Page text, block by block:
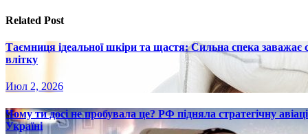
Related Post
Таємниця ідеальної шкіри та щастя: Сильна спека
влітку
Июл 2, 2026
Чому ти досі не пробувала це? РФ підняла стратегічну
Україні